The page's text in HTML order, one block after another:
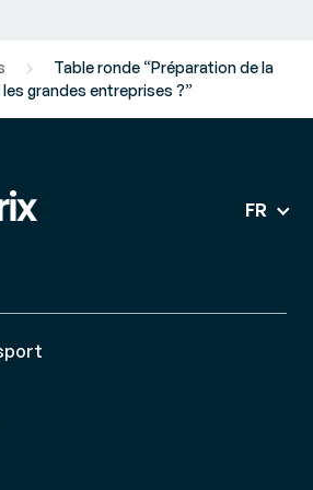
Table ronde “Préparation de la
grandes entreprises ?”
FR